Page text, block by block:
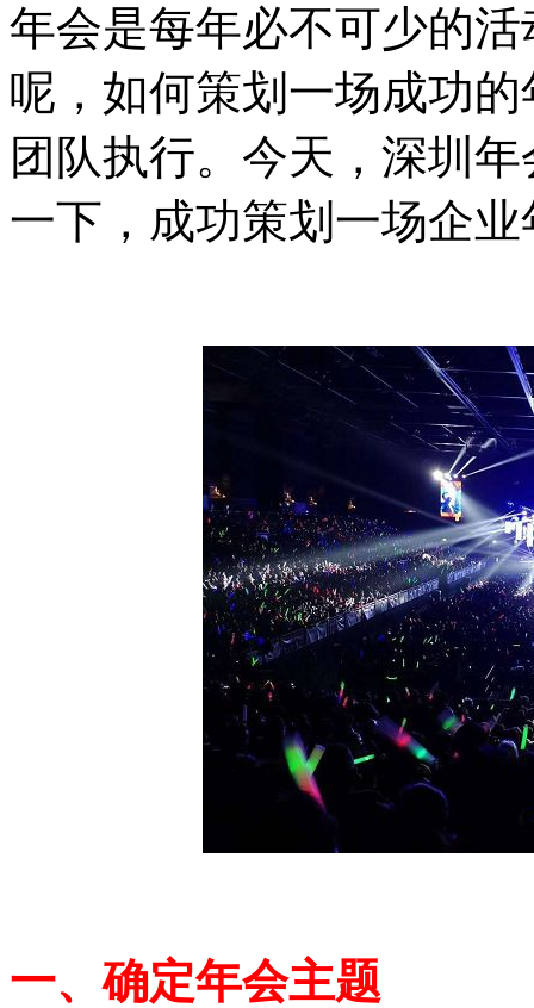
年会是每年必不可少的
呢，如何策划一场成功
团队执行。今天，深圳
一下，成功策划一场企
一、确定年会主题